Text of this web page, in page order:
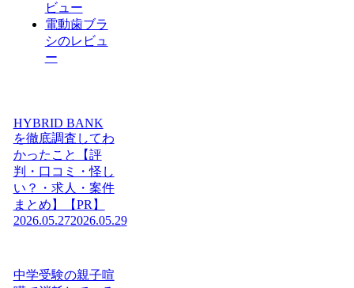
ビュー
電動歯ブラ
シのレビュ
ー
HYBRID BANK
を徹底調査してわ
かったこと【評
判・口コミ・怪し
い？・求人・案件
まとめ】【PR】
2026.05.272026.05.29
中学受験の親子喧